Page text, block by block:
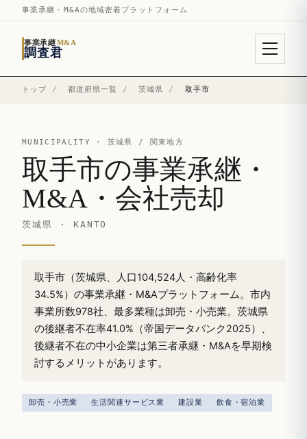
事業承継・M&Aの地域密着プラットフォーム
事業承継M&A
調査君
トップ / 都道府県一覧 / 茨城県 / 取手市
MUNICIPALITY · 茨城県 / 関東地方
取手市の事業承継・
M&A・会社売却
茨城県 · KANTO
取手市（茨城県、人口104,524人・高齢化率
34.5%）の事業承継・M&Aプラットフォーム。市内
事業所数978社、最多業種は卸売・小売業。茨城県
の後継者不在率41.0%（帝国データバンク2025）、
後継者不在の中小企業は第三者承継・M&Aを早期検
討するメリットがあります。
卸売・小売業 生活関連サービス業 建設業 飲食・宿泊業